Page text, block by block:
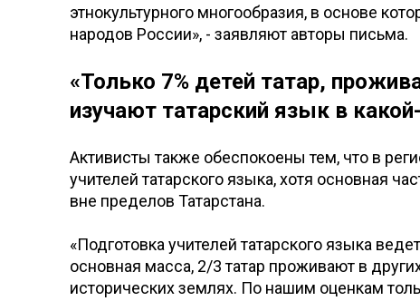
этнокультурного многообразия, в основе
народов России», - заявляют авторы письма.
«Только 7% детей татар,
изучают татарский язык в
Активисты также обеспокоены тем, что в
учителей татарского языка, хотя основная
вне пределов Татарстана.
«Подготовка учителей татарского языка
основная масса, 2/3 татар проживают в
исторических землях. По нашим оценкам